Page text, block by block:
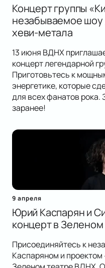
Концерт группы
незабываемое шоу
хеви-метала
13 июня ВДНХ
концерт легендарной
Приготовьтесь к
энергетике, которые
для всех фанатов рока.
заранее!
9 апреля
Юрий Каспарян и
концерт в
Присоединяйтесь к
Каспаряном и